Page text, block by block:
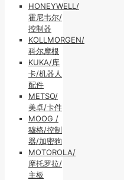
HONEYWELL/
霍尼韦尔/
控制器
KOLLMORGEN/
科尔摩根
KUKA/库
卡/机器人
配件
METSO/
美卓/卡件
MOOG /
穆格/控制
器/加密狗
MOTOROLA/
摩托罗拉/
主板